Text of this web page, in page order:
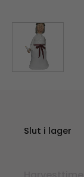
Slut i lager